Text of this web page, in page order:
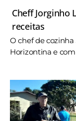
Cheff Jorginho
receitas
O chef de
Horizontina e